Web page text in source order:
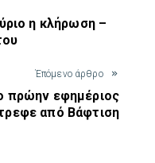
η κλήρωση –
Έπόμενο άρθρο
πρώην εφημέριος
από Βάφτιση